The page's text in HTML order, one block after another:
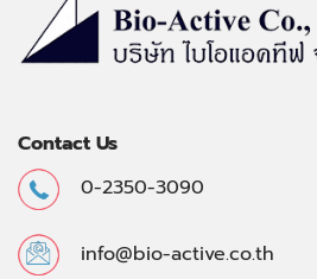
Contact Us
0-2350-3090
info@bio-active.co.th